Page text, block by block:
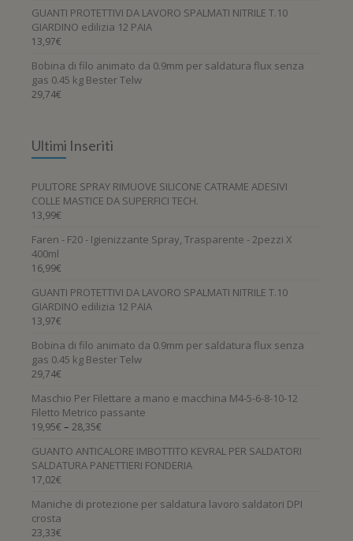
GUANTI PROTETTIVI DA LAVORO SPALMATI NITRILE T.10
GIARDINO edilizia 12 PAIA
13,97€
Bobina di filo animato da 0.9mm per saldatura flux senza
gas 0.45 kg Bester Telw
29,74€
Ultimi Inseriti
PULITORE SPRAY RIMUOVE SILICONE CATRAME ADESIVI
COLLE MASTICE DA SUPERFICI TECH.
13,99€
Faren - F20 - Igienizzante Spray, Trasparente - 2pezzi X
400ml
16,99€
GUANTI PROTETTIVI DA LAVORO SPALMATI NITRILE T.10
GIARDINO edilizia 12 PAIA
13,97€
Bobina di filo animato da 0.9mm per saldatura flux senza
gas 0.45 kg Bester Telw
29,74€
Maschio Per Filettare a mano e macchina M4-5-6-8-10-12
Filetto Metrico passante
19,95€ – 28,35€
GUANTO ANTICALORE IMBOTTITO KEVRAL PER SALDATORI
SALDATURA PANETTIERI FONDERIA
17,02€
Maniche di protezione per saldatura lavoro saldatori DPI
crosta
23,33€